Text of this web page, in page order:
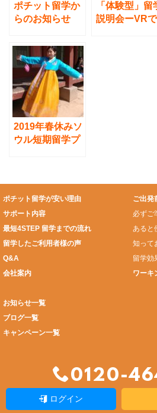
ポチット留学か
らのお知らせ
「体験型」留
説明会ーVR
2019年春休みソ
ウル短期留学プ
ポチット留学が安い理由
サポート内容
最短4STEP 留学までの流れ
留学したご利用者様の声
Q&A
会社案内
ご出発
必ずご
あると
知って
留学効
ワーキ
お知らせ一覧
ブログ一覧
キャンペーン一覧
0120-
ログイン